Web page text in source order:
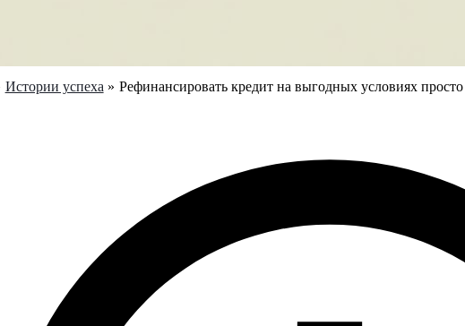
Истории успеха Рефинансировать кредит на выгодных условиях